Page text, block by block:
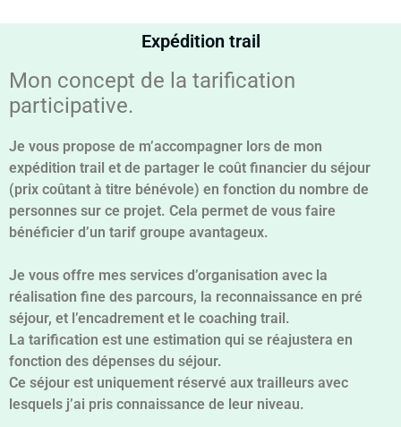
Expédition trail
Mon concept de la tarification
participative.
Je vous propose de m’accompagner lors de mon
expédition trail et de partager le coût financier du séjour
(prix coûtant à titre bénévole) en fonction du nombre de
personnes sur ce projet. Cela permet de vous faire
bénéficier d’un tarif groupe avantageux.
Je vous offre mes services d’organisation avec la
réalisation fine des parcours, la reconnaissance en pré
séjour, et l’encadrement et le coaching trail.
La tarification est une estimation qui se réajustera en
fonction des dépenses du séjour.
Ce séjour est uniquement réservé aux trailleurs avec
lesquels j’ai pris connaissance de leur niveau.